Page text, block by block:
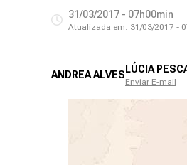
31/03/2017 - 07h00min
Atualizada em: 31/03/2017 -
ANDREA ALVES LÚCIA
Enviar E-mail